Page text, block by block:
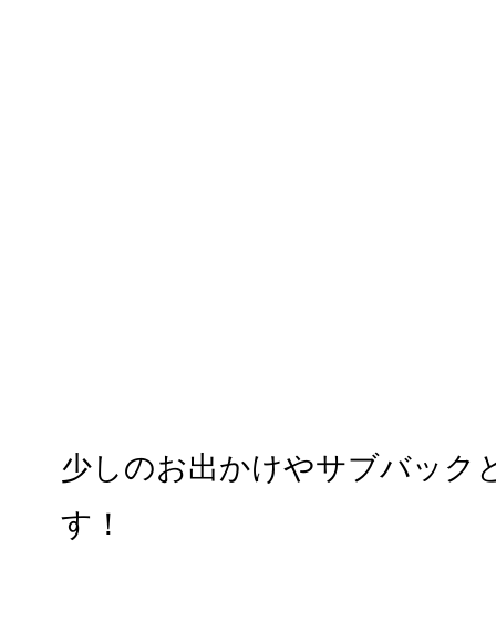
少しのお出かけやサブバック
す！